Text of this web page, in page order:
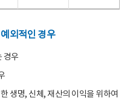
외적인 경우
경우
생명, 신체, 재산의 이익을 위하여